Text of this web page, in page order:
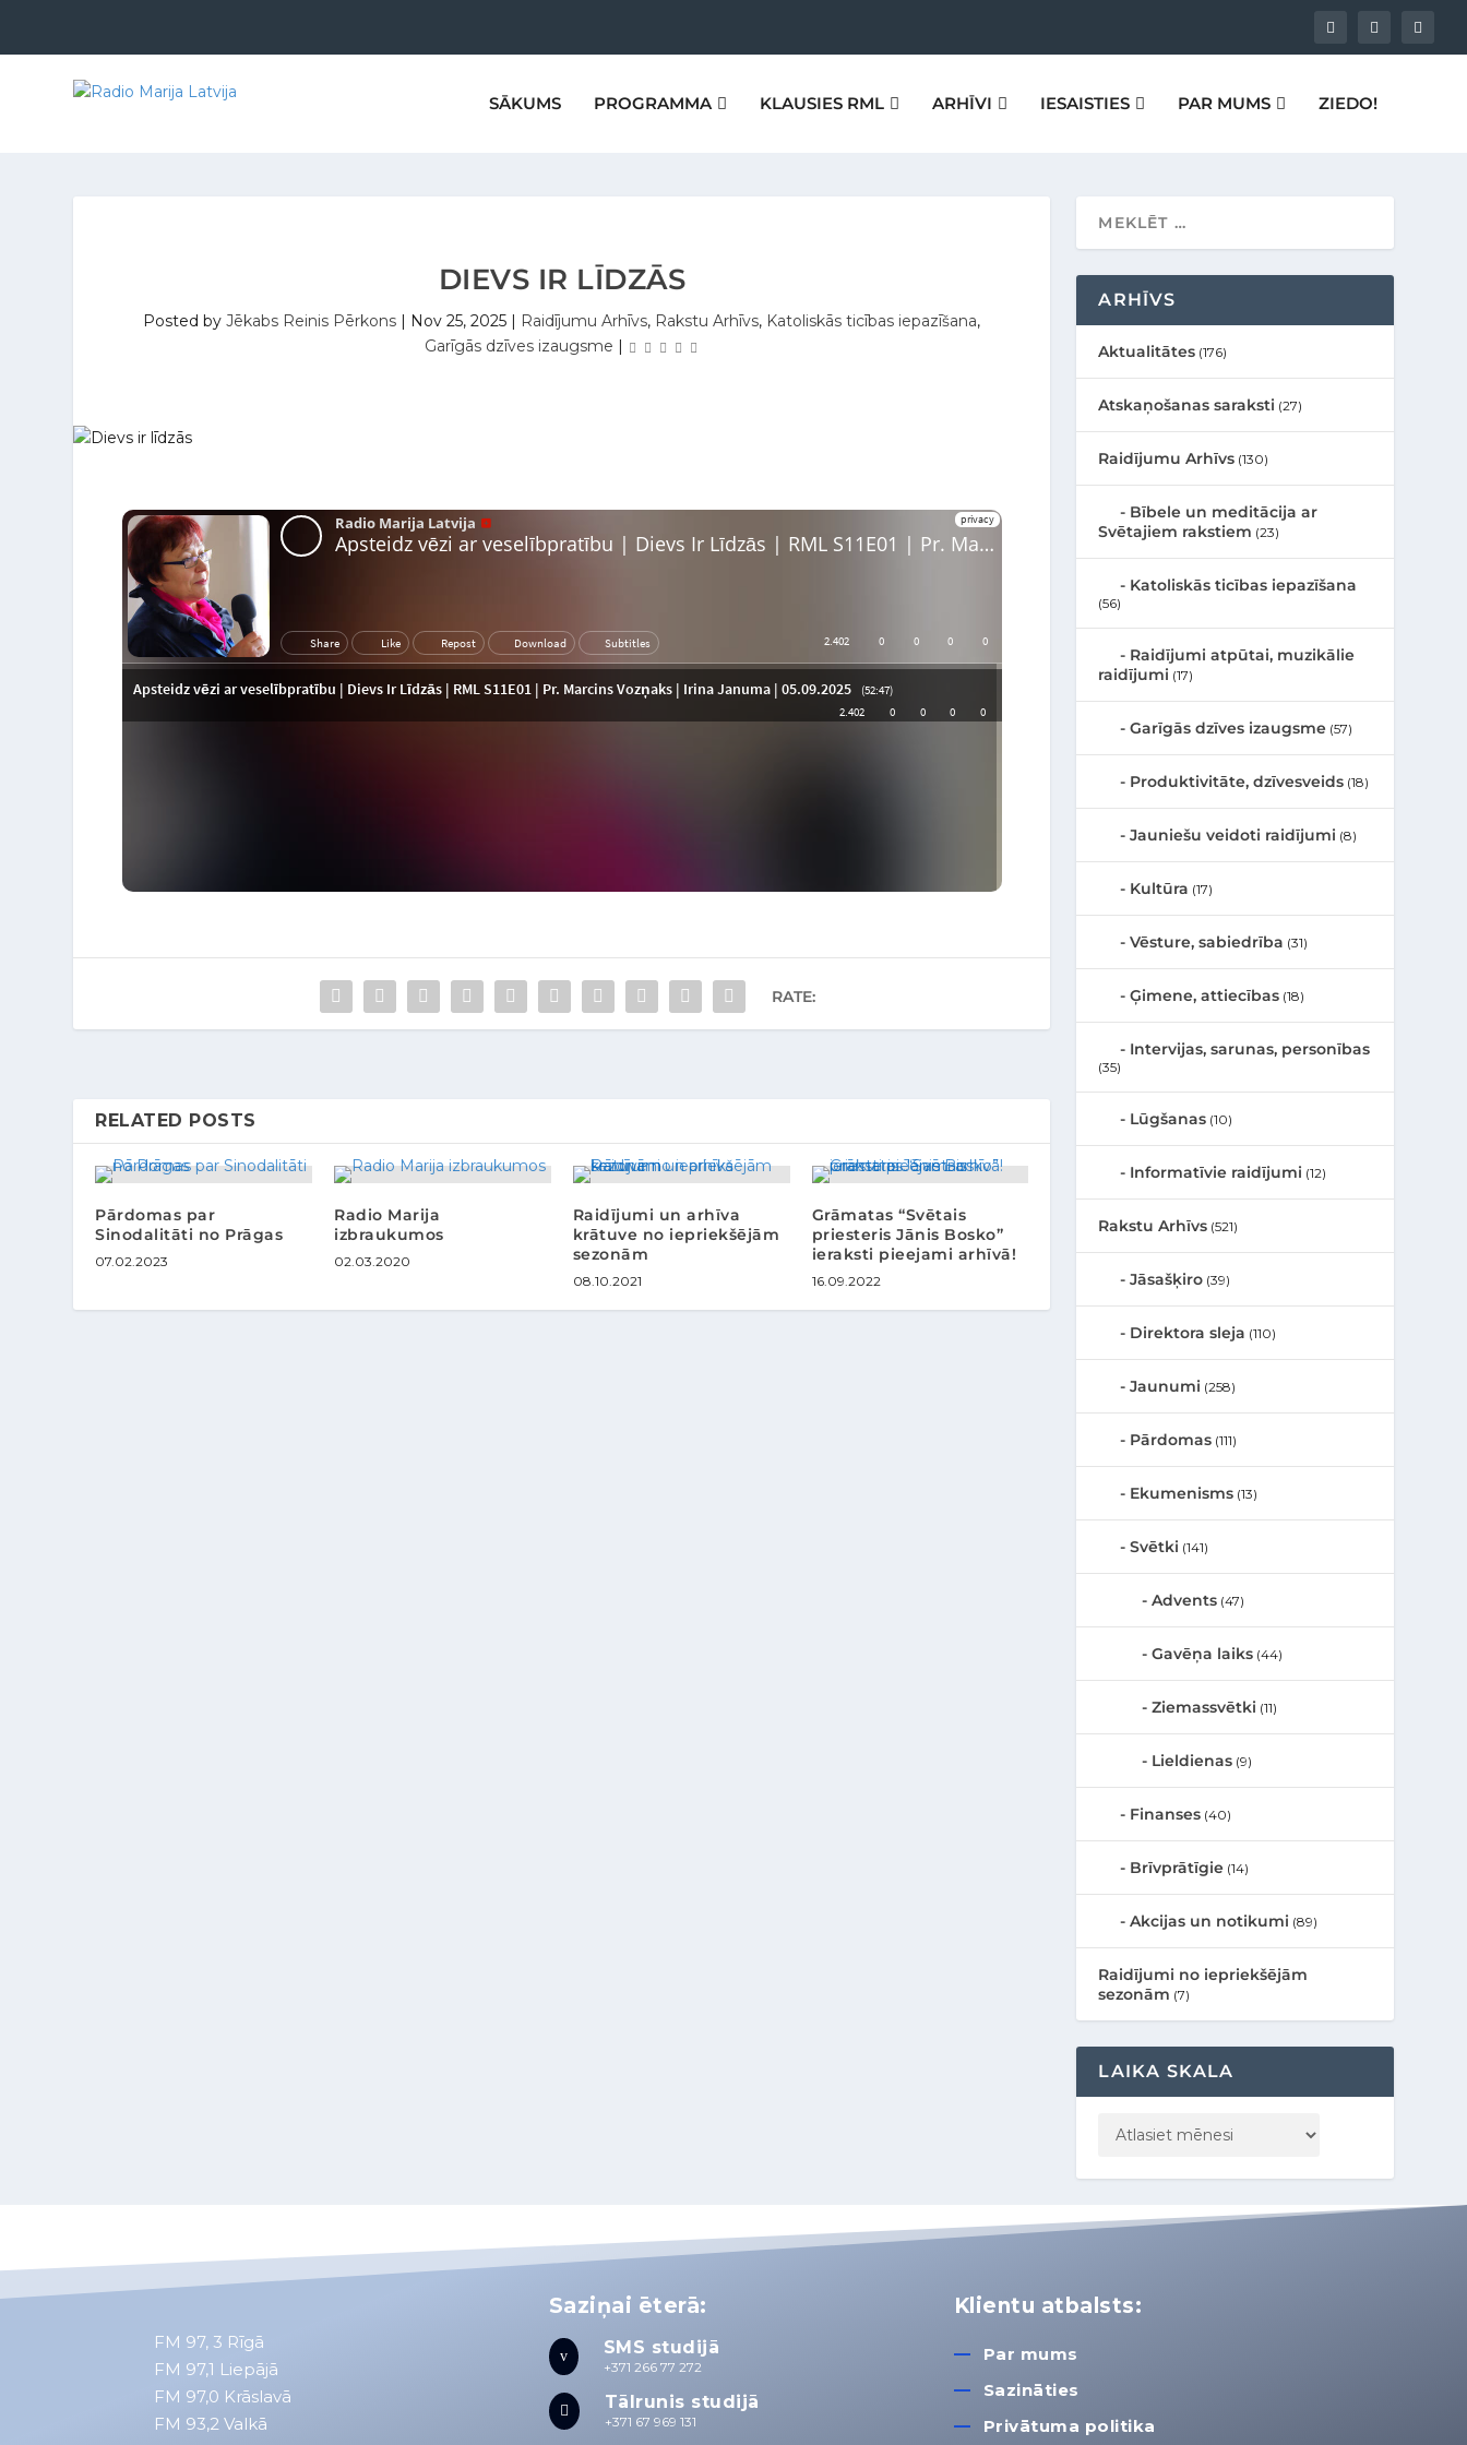
SĀKUMS PROGRAMMA KLAUSIES RML ARHĪVI IESAISTIES PAR MUMS ZIEDO!
DIEVS IR LĪDZĀS
Posted byJēkabs Reinis Pērkons | Nov 25, 2025 | Raidījumu Arhīvs, Rakstu Arhīvs, Katoliskās ticības iepazīšana,
Garīgās dzīves izaugsme |
RATE:
RELATED POSTS
Pārdomas par
Sinodalitāti no Prāgas
07.02.2023
Radio Marija
izbraukumos
02.03.2020
Raidījumi un arhīva
krātuve no iepriekšējām
sezonām
08.10.2021
Grāmatas “Svētais
priesteris Jānis Bosko”
ieraksti pieejami arhīvā!
16.09.2022
ARHĪVS
Aktualitātes (176)
Atskaņošanas saraksti (27)
Raidījumu Arhīvs (130)
Bībele un meditācija ar
Svētajiem rakstiem (23)
Katoliskās ticības iepazīšana
(56)
Raidījumi atpūtai, muzikālie
raidījumi (17)
Garīgās dzīves izaugsme (57)
Produktivitāte, dzīvesveids (18)
Jauniešu veidoti raidījumi (8)
Kultūra (17)
Vēsture, sabiedrība (31)
Ģimene, attiecības (18)
Intervijas, sarunas, personības
(35)
Lūgšanas (10)
Informatīvie raidījumi (12)
Rakstu Arhīvs (521)
Jāsašķiro (39)
Direktora sleja (110)
Jaunumi (258)
Pārdomas (111)
Ekumenisms (13)
Svētki (141)
Advents (47)
Gavēņa laiks (44)
Ziemassvētki (11)
Lieldienas (9)
Finanses (40)
Brīvprātīgie (14)
Akcijas un notikumi (89)
Raidījumi no iepriekšējām
sezonām (7)
LAIKA SKALA
FM 97, 3 Rīgā
FM 97,1 Liepājā
FM 97,0 Krāslavā
FM 93,2 Valkā
Saziņai ēterā:
v SMS studijā
+371 266 77 272
 Tālrunis studijā
+371 67 969 131
Klientu atbalsts:
Par mums
Sazināties
Privātuma politika